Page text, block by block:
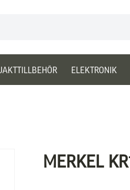
JAKTTILLBEHÖR ELEKTRONIK
MERKEL